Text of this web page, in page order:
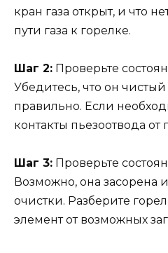
кран газа открыт, и что
пути газа к горелке.
Шаг 2: Проверьте
Убедитесь, что он
правильно. Если
контакты пьезоотвода
Шаг 3: Проверьте
Возможно, она засорена
очистки. Разберите
элемент от возможных